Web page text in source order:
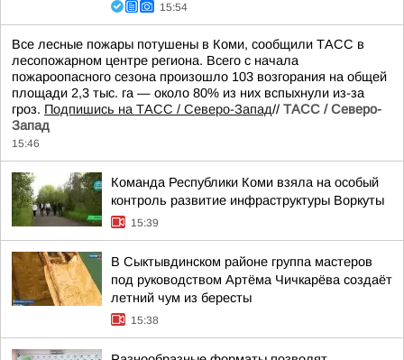
15:54
Все лесные пожары потушены в Коми, сообщили ТАСС в
лесопожарном центре региона. Всего с начала
пожароопасного сезона произошло 103 возгорания на общей
площади 2,3 тыс. га — около 80% из них вспыхнули из-за
гроз. Подпишись на ТАСС / Северо-Запад// ТАСС / Северо-
Запад
15:46
Команда Республики Коми взяла на особый
контроль развитие инфраструктуры Воркуты
15:39
В Сыктывдинском районе группа мастеров
под руководством Артёма Чичкарёва создаёт
летний чум из бересты
15:38